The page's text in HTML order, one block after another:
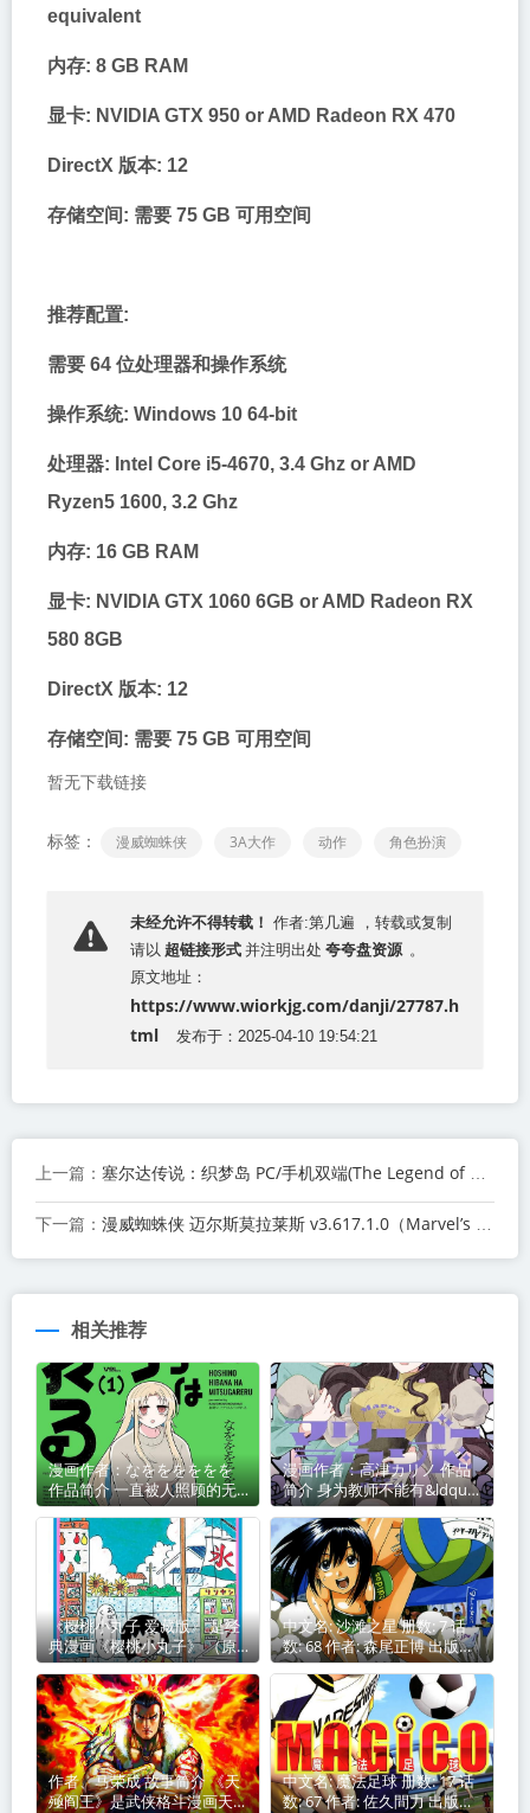
equivalent
内存: 8 GB RAM
显卡: NVIDIA GTX 950 or AMD Radeon RX 470
DirectX 版本: 12
存储空间: 需要 75 GB 可用空间
推荐配置:
需要 64 位处理器和操作系统
操作系统: Windows 10 64-bit
处理器: Intel Core i5-4670, 3.4 Ghz or AMD
Ryzen5 1600, 3.2 Ghz
内存: 16 GB RAM
显卡: NVIDIA GTX 1060 6GB or AMD Radeon RX
580 8GB
DirectX 版本: 12
存储空间: 需要 75 GB 可用空间
暂无下载链接
标签： 漫威蜘蛛侠 3A大作 动作 角色扮演
未经允许不得转载！ 作者:第几遍 ，转载或复制
请以 超链接形式 并注明出处 夸夸盘资源 。
原文地址：
https://www.wiorkjg.com/danji/27787.h
tml
发布于：2025-04-10 19:54:21
上一篇： 塞尔达传说：织梦岛 PC/手机双端(The Legend of Zelda: Link's Awakening)免安装中文版
下一篇： 漫威蜘蛛侠 迈尔斯莫拉莱斯 v3.617.1.0（Marvel’s Spider-Man: Miles Morales）免安装中文版
相关推荐
漫画作者：なをををををを
作品简介 一直被人照顾的无
业游民星野
漫画作者：高津カリノ 作品
简介 身为教师不能有&ldquo;
教不了的
《樱桃小丸子 爱藏版》 是经
典漫画《樱桃小丸子》 （原
作：樱桃子）的精选典藏版，
台湾东立出版社于 2019年 出
版发行 最后编辑由 无
中文名: 沙滩之星 册数: 7 话
数: 68 作者: 森尾正博 出版社:
小学館 连载杂志: 週刊ヤング
サンデー→スピリッツ増刊
YSスペ
作者、马荣成 故事简介 《天
殛阎王》是武侠格斗漫画天殛
中文名: 魔法足球 册数: 17 话
数: 67 作者: 佐久間力 出版社: